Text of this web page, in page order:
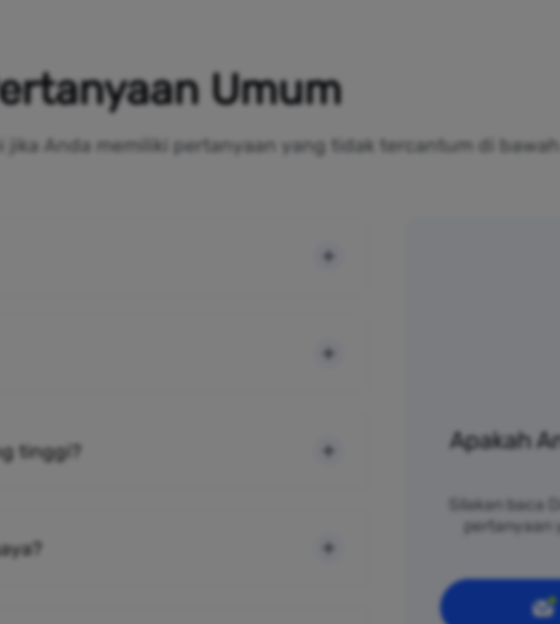
Umum
jika Anda memiliki pertanyaan yang tidak tercantum di
tinggi?
Apakah
Silakan baca
pertanyaan